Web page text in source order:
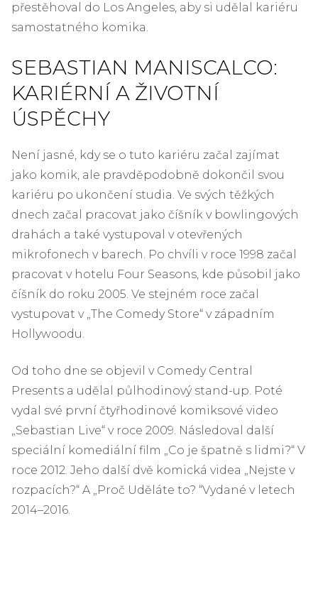
přestěhoval do Los Angeles, aby si udělal kariéru
samostatného komika.
SEBASTIAN MANISCALCO:
KARIÉRNÍ A ŽIVOTNÍ
ÚSPĚCHY
Není jasné, kdy se o tuto kariéru začal zajímat
jako komik, ale pravděpodobně dokončil svou
kariéru po ukončení studia. Ve svých těžkých
dnech začal pracovat jako číšník v bowlingových
drahách a také vystupoval v otevřených
mikrofonech v barech. Po chvíli v roce 1998 začal
pracovat v hotelu Four Seasons, kde působil jako
číšník do roku 2005. Ve stejném roce začal
vystupovat v „The Comedy Store“ v západním
Hollywoodu.
Od toho dne se objevil v Comedy Central
Presents a udělal půlhodinový stand-up. Poté
vydal své první čtyřhodinové komiksové video
„Sebastian Live“ v roce 2009. Následoval další
speciální komediální film „Co je špatně s lidmi?“ V
roce 2012. Jeho další dvě komická videa „Nejste v
rozpacích?“ A „Proč Uděláte to? “Vydané v letech
2014–2016.